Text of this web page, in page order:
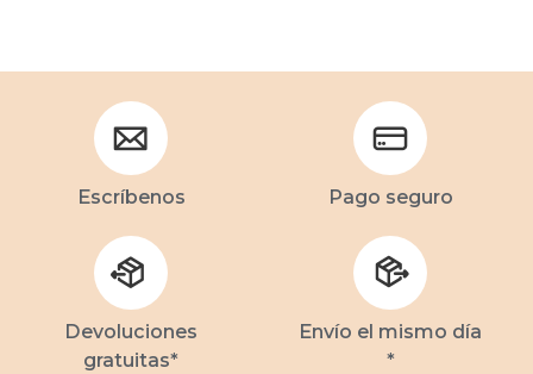
Escríbenos Pago seguro
Devoluciones
gratuitas*
Envío el mismo día
*